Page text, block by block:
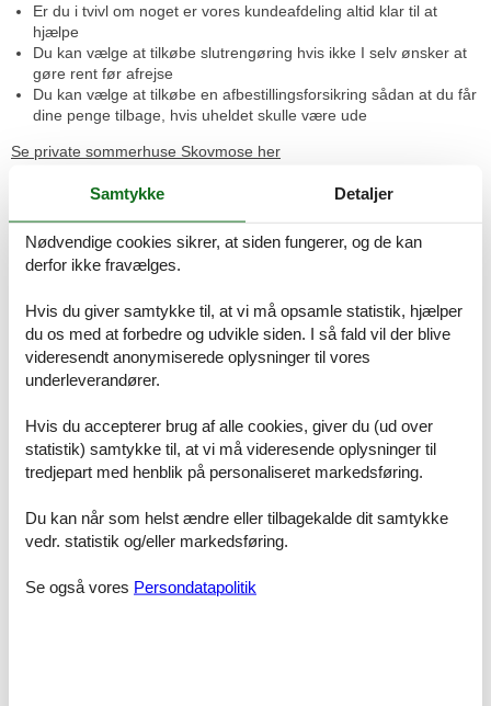
Er du i tvivl om noget er vores kundeafdeling altid klar til at
hjælpe
Du kan vælge at tilkøbe slutrengøring hvis ikke I selv ønsker at
gøre rent før afrejse
Du kan vælge at tilkøbe en afbestillingsforsikring sådan at du får
dine penge tilbage, hvis uheldet skulle være ude
Se private sommerhuse Skovmose her
Privat sommerhusudlejning Skovmose - gratis fordele for dig
Disse fordele koster dig ikke så meget som én krone. Der er
prisgaranti på alle vores sommerhuse, så du får altid markedets
billigste pris på et privat sommerhus Skovmose hos Feline.
private sommerhuse Skovmose at vælge mellem
Der er hvert eneste år stor efterspørgsel på private sommerhuse
Skovmose, og af den grund handler det om at være så tidligt ude,
som det kan lade sig gøre.
Der er ikke så meget sige... fantastisk sted;-)
Samtykke Detaljer
Nødvendige cookies sikrer, at siden fungerer, og de kan
derfor ikke fravælges.
Hvis du giver samtykke til, at vi må opsamle statistik, hjælper
du os med at forbedre og udvikle siden. I så fald vil der blive
videresendt anonymiserede oplysninger til vores
underleverandører.
Hvis du accepterer brug af alle cookies, giver du (ud over
statistik) samtykke til, at vi må videresende oplysninger til
tredjepart med henblik på personaliseret markedsføring.
Du kan når som helst ændre eller tilbagekalde dit samtykke
vedr. statistik og/eller markedsføring.
Se også vores Persondatapolitik